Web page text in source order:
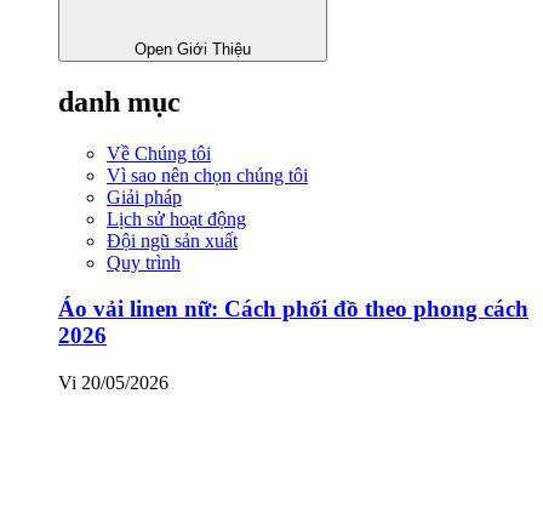
Open Giới Thiệu
danh mục
Về Chúng tôi
Vì sao nên chọn chúng tôi
Giải pháp
Lịch sử hoạt động
Đội ngũ sản xuất
Quy trình
Áo vải linen nữ: Cách phối đồ theo phong cách
2026
Vi 20/05/2026